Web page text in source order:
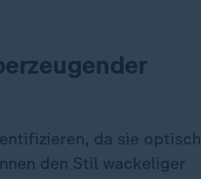
da sie optisch
den Stil wackeliger